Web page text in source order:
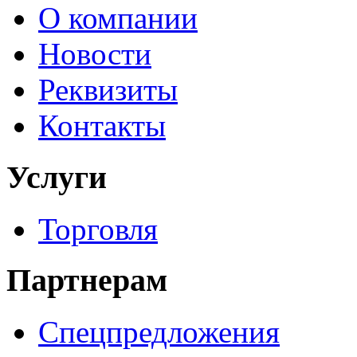
О компании
Новости
Реквизиты
Контакты
Услуги
Торговля
Партнерам
Спецпредложения